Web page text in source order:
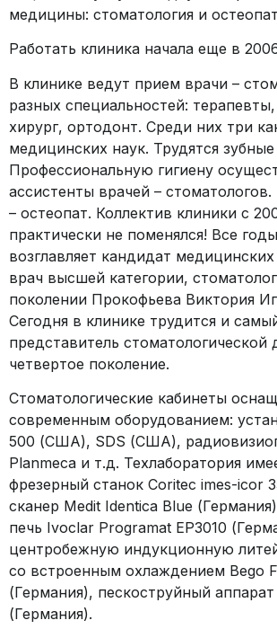
медицины: стоматология и
Работать клиника начала еще в
В клинике ведут прием врачи –
разных специальностей:
хирург, ортодонт. Среди них три
медицинских наук. Трудятся
Профессиональную гигиену
ассистенты врачей –
– остеопат. Коллектив клиники с
практически не поменялся! Все
возглавляет кандидат
врач высшей категории,
поколении Прокофьева Виктория
Сегодня в клинике трудится и
представитель стоматологической
четвертое поколение.
Стоматологические кабинеты
современным оборудованием:
500 (США), SDS (США),
Planmeca и т.д. Техлаборатория
фрезерный станок Coritec imes-icor
сканер Medit Identica Blue
печь Ivoclar Programat EP3010
центробежную индукционную
со встроенным охлаждением Bego
(Германия), пескоструйный
(Германия).